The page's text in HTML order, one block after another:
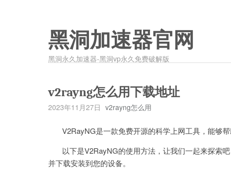
黑洞加速器官网
黑洞永久加速器-黑洞vp永久免费破解版
v2rayng怎么用下载地址
2023年11月27日 v2rayng怎么用
V2RayNG是一款免费开源的科学上网工具，能够帮
以下是V2RayNG的使用方法，让我们一起来探索吧
并下载安装到您的设备。